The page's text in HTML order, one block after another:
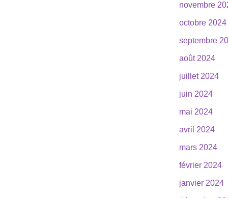
novembre
octobre 2024
septembre
août 2024
juillet 2024
juin 2024
mai 2024
avril 2024
mars 2024
février 2024
janvier 2024